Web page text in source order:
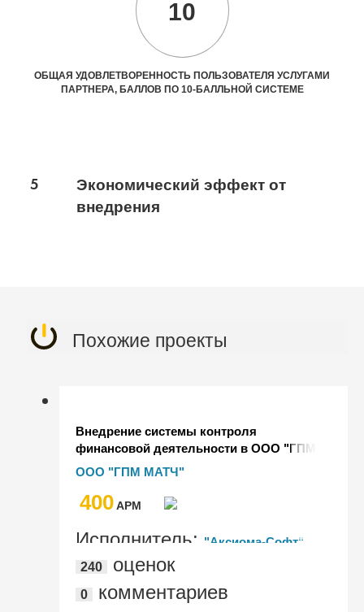
10
ОБЩАЯ УДОВЛЕТВОРЕННОСТЬ ПОЛЬЗОВАТЕЛЯ УСЛУГАМИ
ПАРТНЕРА, БАЛЛОВ ПО 10-БАЛЛЬНОЙ СИСТЕМЕ
5
Экономический эффект от
внедрения
Похожие проекты
Внедрение системы контроля
финансовой деятельности в ООО "ГПМ
Матч" на базе "1С:Управление
ООО "ГПМ МАТЧ"
400AРМ
Исполнитель: "Аксиома-Софт"
240
оценок
0 комментариев